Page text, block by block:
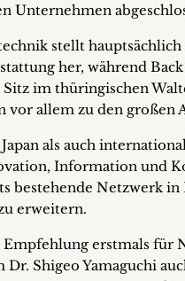
Unternehmen
stellt
her, während
im thüringischen
vor allem zu den
als auch
Information und
bestehende Netzwerk
erweitern.
erstmals für
Dr. Shigeo Yamaguchi